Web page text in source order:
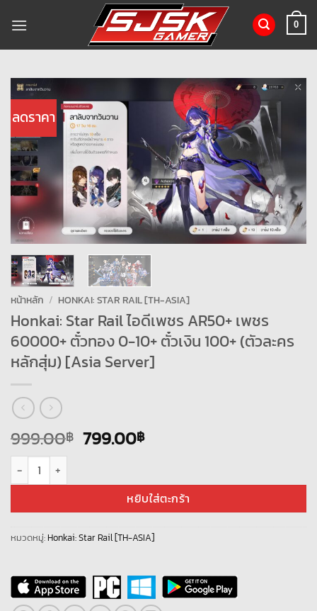
0
ลดราคา
หน้าหลัก / HONKAI: STAR RAIL [TH-ASIA]
Honkai: Star Rail ไอดีเพชร AR50+ เพชร
60000+ ตั๋วทอง 0-10+ ตั๋วเงิน 100+ (ตัวละคร
หลักสุ่ม) [Asia Server]
999.00฿ Original
999.00฿.
799.00฿Current
799.00฿.
จำนวน Honkai: Star Rail ไอดีเพชร AR50+ เพชร 60000+ ตั๋วทอง 0-10+
หยิบใส่ตะกร้า
หมวดหมู่: Honkai: Star Rail [TH-ASIA]